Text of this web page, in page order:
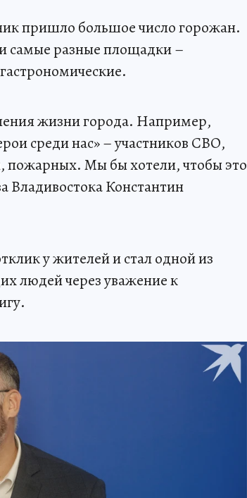
пришло большое число горожан.
самые разные площадки –
жизни города. Например,
среди нас» – участников СВО,
Мы бы хотели, чтобы это
Владивостока Константин
у жителей и стал одной из
людей через уважение к